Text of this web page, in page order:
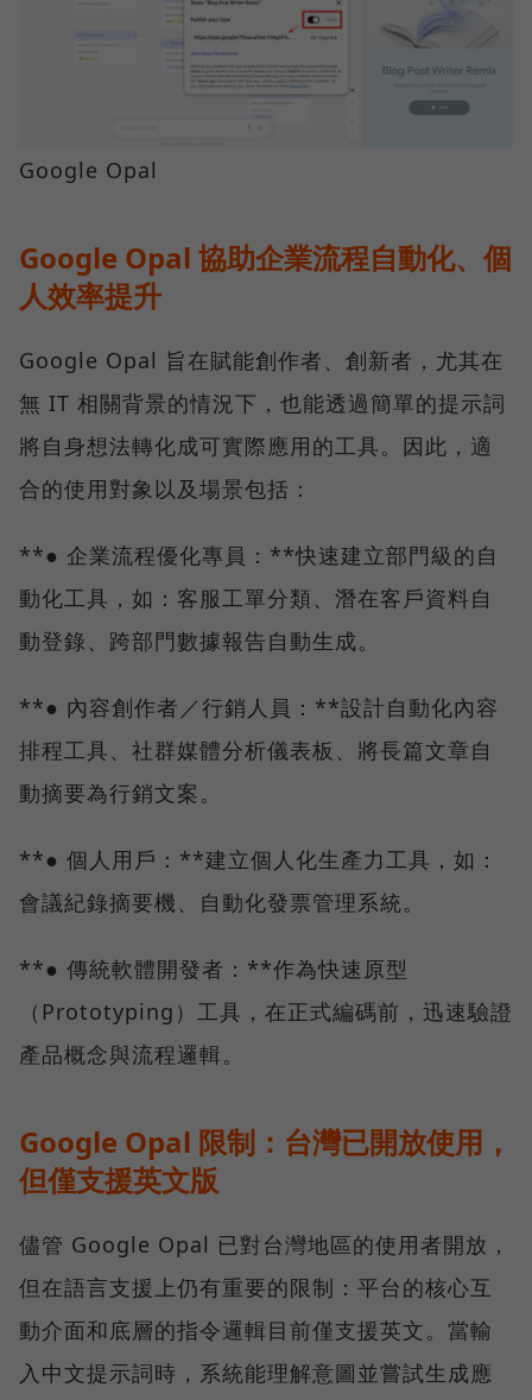
Google Opal
Google Opal 協助企業流程自動化、個
人效率提升
Google Opal 旨在賦能創作者、創新者，尤其在
無 IT 相關背景的情況下，也能透過簡單的提示詞
將自身想法轉化成可實際應用的工具。因此，適
合的使用對象以及場景包括：
**● 企業流程優化專員：**快速建立部門級的自
動化工具，如：客服工單分類、潛在客戶資料自
動登錄、跨部門數據報告自動生成。
**● 內容創作者／行銷人員：**設計自動化內容
排程工具、社群媒體分析儀表板、將長篇文章自
動摘要為行銷文案。
**● 個人用戶：**建立個人化生產力工具，如：
會議紀錄摘要機、自動化發票管理系統。
**● 傳統軟體開發者：**作為快速原型
（Prototyping）工具，在正式編碼前，迅速驗證
產品概念與流程邏輯。
Google Opal 限制：台灣已開放使用，
但僅支援英文版
儘管 Google Opal 已對台灣地區的使用者開放，
但在語言支援上仍有重要的限制：平台的核心互
動介面和底層的指令邏輯目前僅支援英文。當輸
入中文提示詞時，系統能理解意圖並嘗試生成應